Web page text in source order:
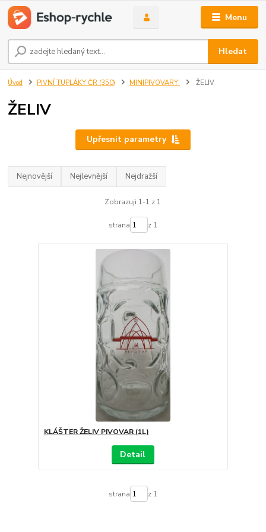
Menu
Hledat
Úvod PIVNÍ TUPLÁKY ČR (350) MINIPIVOVARY ŽELIV
ŽELIV
Upřesnit parametry
Nejnovější Nejlevnější Nejdražší
Zobrazuji 1-1 z 1
strana z 1
KLÁŠTER ŽELIV PIVOVAR (1L)
Detail
strana z 1